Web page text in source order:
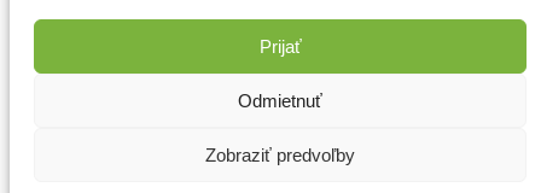
Prijať
Odmietnuť
Zobraziť predvoľby
© 2025 IPčko. Všetky práva vyhradené.